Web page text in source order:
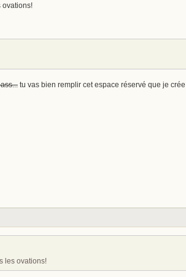
ovations!
tu vas bien remplir cet espace réservé que je
les ovations!